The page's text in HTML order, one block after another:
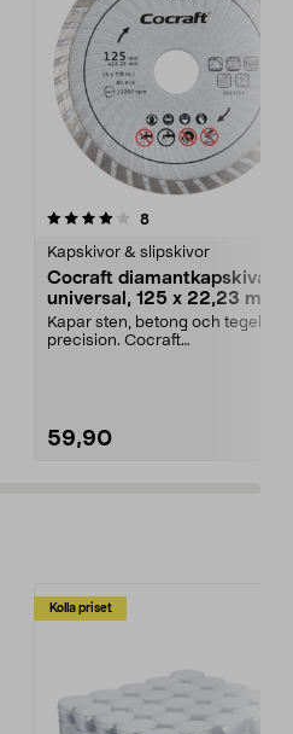
8recensioner
Kapskivor & slipskivor
Cocraft diamantkapskiva
universal, 125 x 22,23 mm
Kapar sten, betong och tegel med
precision. Cocraft
59,90
4.5 av 5 stjärnor
Kolla priset